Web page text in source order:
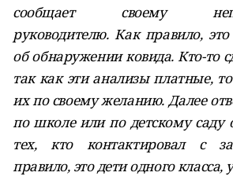
сообщает своему
руководителю. Как правило,
об обнаружении ковида. Кто-то
так как эти анализы платные,
их по своему желанию. Далее
по школе или по детскому саду
тех, кто контактировал с
правило, это дети одного класса,